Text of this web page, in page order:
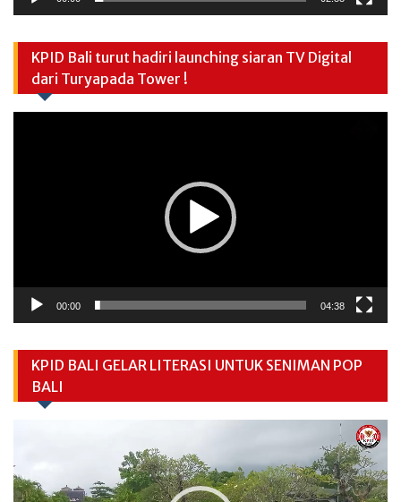
KPID Bali turut hadiri launching siaran TV Digital
dari Turyapada Tower !
00:00 04:38
KPID BALI GELAR LITERASI UNTUK SENIMAN POP
BALI